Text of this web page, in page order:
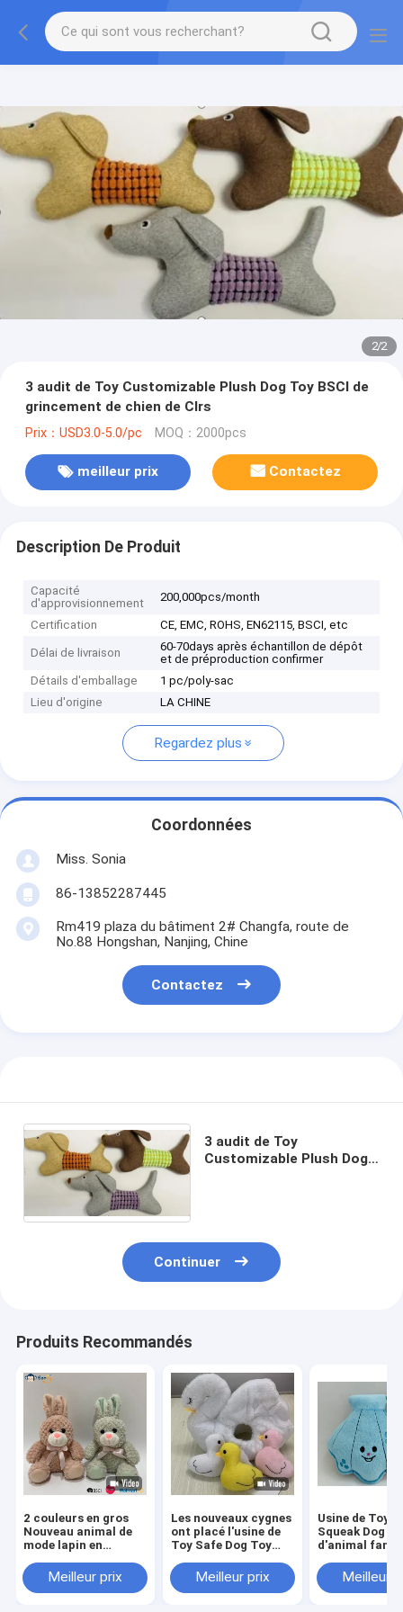
2/2
3 audit de Toy Customizable Plush Dog Toy BSCI de
grincement de chien de Clrs
Prix：USD3.0-5.0/pc MOQ：2000pcs
meilleur prix Contactez
Description De Produit
Capacité
d'approvisionnement
200,000pcs/month
Certification CE, EMC, ROHS, EN62115, BSCI, etc
Délai de livraison
60-70days après échantillon de dépôt
et de préproduction confirmer
Détails d'emballage
1 pc/poly-sac
Lieu d'origine
LA CHINE
Regardez plus
Coordonnées
Miss. Sonia
86-13852287445
Rm419 plaza du bâtiment 2# Changfa, route de
No.88 Hongshan, Nanjing, Chine
Contactez
3 audit de Toy
Customizable Plush Dog
Continuer
Produits Recommandés
2 couleurs en gros
Nouveau animal de
mode lapin en
lapinMeilleur prix
Les nouveaux cygnes
ont placé l'usine de
Toy Safe Dog Toy
familierMeilleur prix
Usine de Toy
Squeak Dog
d'animal
de perleMeilleur